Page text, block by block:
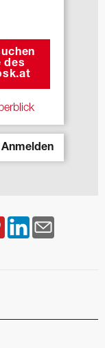
des
Anmelden